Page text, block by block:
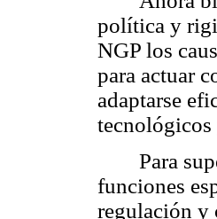
política y
NGP los
para actuar
adaptarse
tecnológicos
Para
funciones
regulación y